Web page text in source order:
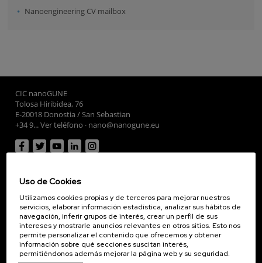
Nanoengineering CV mailbox
CIC nanoGUNE
Tolosa Hiribidea, 76
E-20018 Donostia / San Sebastian
+34 9... Ver teléfono · nano@nanogune.eu
nanoGUNE
Investigación
Transferencia
Formación
Sociedad
nanoPeople
Uso de Cookies
Utilizamos cookies propias y de terceros para mejorar nuestros
servicios, elaborar información estadística, analizar sus hábitos de
navegación, inferir grupos de interés, crear un perfil de sus
intereses y mostrarle anuncios relevantes en otros sitios. Esto nos
permite personalizar el contenido que ofrecemos y obtener
información sobre qué secciones suscitan interés,
permitiéndonos además mejorar la página web y su seguridad.